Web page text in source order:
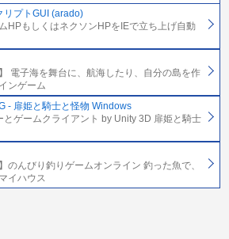
リプトGUI (arado)
HPもしくはネクソンHPをIEで立ち上げ自動
電子海を舞台に、航海したり、自分の島を作
ンゲーム
- 扉姫と騎士と怪物 Windows
とゲームクライアント by Unity 3D 扉姫と騎士
のんびり釣りゲームオンライン 釣った魚で、
イハウス